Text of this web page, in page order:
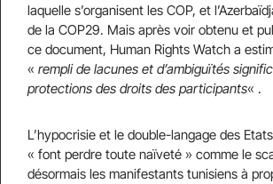
laquelle s’organisent les COP, et
de la COP29. Mais après voir obtenu et
ce document, Human Rights Watch a
« rempli de lacunes et d’ambiguïtés
protections des droits des participants« .
L’hypocrisie et le double-langage des
« font perdre toute naïveté » comme le
désormais les manifestants tunisiens à